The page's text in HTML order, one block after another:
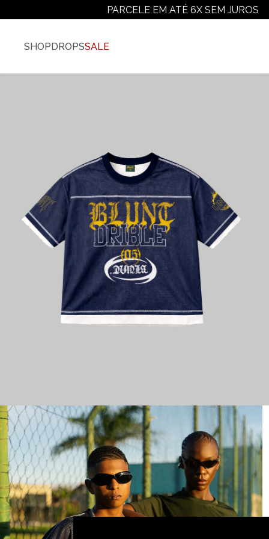
PARCELE EM ATÉ 6X SEM JUROS
SHOP
Calças
Camisas
Jaquetas E Casacos
Shorts E Bermudas
Moletons
DROPSSALE